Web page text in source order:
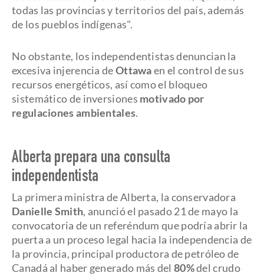
todas las provincias y territorios del país, además
de los pueblos indígenas".
No obstante, los independentistas denuncian la
excesiva injerencia deOttawaen el control de sus
recursos energéticos, así como el bloqueo
sistemático de inversiones motivado por
regulaciones ambientales.
Alberta prepara una consulta
independentista
La primera ministra de Alberta, la conservadora
Danielle Smith, anunció el pasado 21 de mayo la
convocatoria de un referéndum que podría abrir la
puerta a un proceso legal hacia la independencia de
la provincia, principal productora de petróleo de
Canadá al haber generado más del 80%del crudo